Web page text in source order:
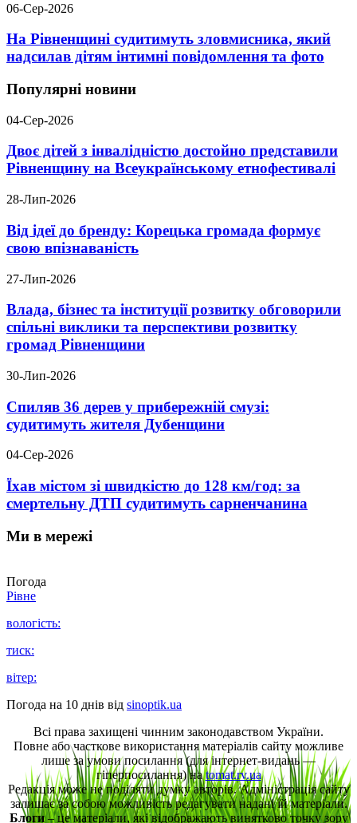
06-Сер-2026
На Рівненщині судитимуть зловмисника, який
надсилав дітям інтимні повідомлення та фото
Популярні новини
04-Сер-2026
Двоє дітей з інвалідністю достойно представили
Рівненщину на Всеукраїнському етнофестивалі
28-Лип-2026
Від ідеї до бренду: Корецька громада формує
свою впізнаваність
27-Лип-2026
Влада, бізнес та інституції розвитку обговорили
спільні виклики та перспективи розвитку
громад Рівненщини
30-Лип-2026
Спиляв 36 дерев у прибережній смузі:
судитимуть жителя Дубенщини
04-Сер-2026
Їхав містом зі швидкістю до 128 км/год: за
смертельну ДТП судитимуть сарненчанина
Ми в мережі
Погода
Рівне
вологість:
тиск:
вітер:
Погода на 10 днів від sinoptik.ua
Всі права захищені чинним законодавством України.
Повне або часткове використання матеріалів сайту можливе
лише за умови посилання (для інтернет-видань —
гіперпосилання) наtomat.rv.ua
Редакція може не поділяти думку авторів. Адміністрація сайту
залишає за собою можливість редагувати надані їй матеріали.
Блоги– це матеріали, які відображають винятково точку зору